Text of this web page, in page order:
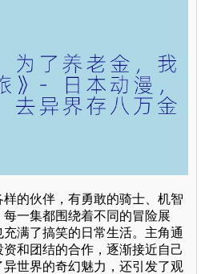
的伙伴，有勇敢的骑士、机智
一集都围绕着不同的冒险展
满了搞笑的日常生活。主角通
和团结的合作，逐渐接近自己
世界的奇幻魅力，还引发了观